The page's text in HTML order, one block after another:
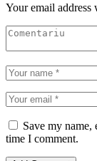
Your email
Save my
time I comment.